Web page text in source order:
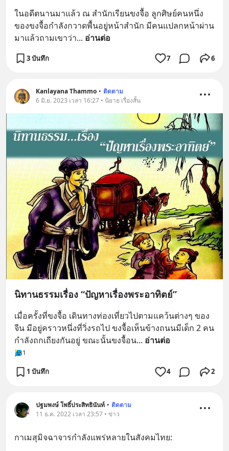
ในอดีตนานมาแล้ว ณ สำนักเรียนขงจื้อ ลูกศิษย์คนหนึ่ง
ของขงจื้อกำลังกวาดพื้นอยู่หน้าสำนัก มีคนแปลกหน้าผ่าน
มาแล้วถามเขาว่า... อ่านต่อ
3 บันทึก 7 6
Kanlayana Thammo • ติดตาม
6 มิ.ย. 2023 เวลา 16:27 • นิยาย เรื่องสั้น
นิทานธรรมเรื่อง “ปัญหาเรื่องพระอาทิตย์”
เมื่อครั้งที่ขงจื้อ เดินทางท่องเที่ยวไปตามแคว้นต่างๆ ของ
จีน มีอยู่คราวหนึ่งที่วิ่งรถไป ขงจื้อเห็นข้างถนนมีเด็ก 2 คน
กำลังถกเถียงกันอยู่ ขณะนั้นขงจื้อน... อ่านต่อ
1
1 บันทึก 4 2
ปฐมพงษ์ โพธิ์ประสิทธินันท์ • ติดตาม
11 ธ.ค. 2022 เวลา 23:57 • ข่าว
กาเมสุมิจฉาจารกำลังแพร่หลายในสังคมไทย: